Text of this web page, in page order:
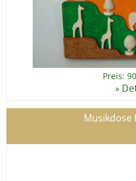
Preis:
»
Musikdose